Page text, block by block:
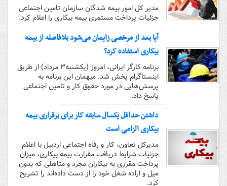
مدیر کل امور بیمه شدگان سازمان تامین اجتماعی
جزئیات پرداخت مستمری بیمه بیکاری را اعلام کرد.
آیا بعد از مرخصی زایمان می‌شود بلافاصله از بیمه
بیکاری استفاده کرد؟
برنامه کارگر ایرانی، امروز (یکشنبه۳ مرداد) از طریق
اینستاگرام پخش شد. میهمان این برنامه به
پرسش‌هایی در مورد حقوق کار و تامین اجتماعی
پاسخ داد.
داشتن حداقل یکسال سابقه کار برای برقراری بیمه
بیکاری الزامی است
مدیرکل تعاون، کار و رفاه اجتماعی اردبیل با اعلام
جزئیات شرایط دریافت مقرارت بیمه بیکاری، میزان
پرداخت مقرری به بیکاران مجرد و متاهلی که بدون
میل و اراده شغل خود را از دست داده‌اند را تشریح
کرد.